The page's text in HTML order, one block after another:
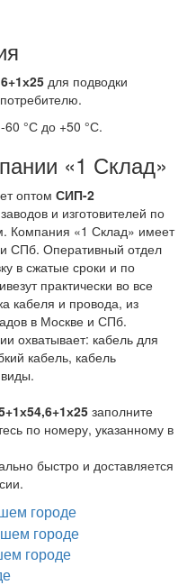
для подводки
60 °С до +50 °С.
«1 Склад»
оптом СИП-2
и изготовителей по
Компания «1 Склад» имеет
СПб. Оперативный отдел
в сжатые сроки и по
практически во все
кабеля и провода, из
в Москве и СПб.
охватывает: кабель для
кабель, кабель
заполните
по номеру, указанному в
быстро и доставляется